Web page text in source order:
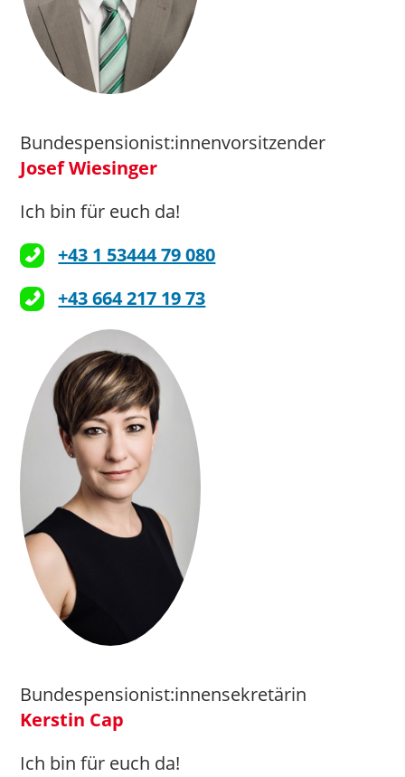
Bundespensionist:innenvorsitzender
Josef Wiesinger
Ich bin für euch da!
+43 1 53444 79 080
+43 664 217 19 73
Bundespensionist:innensekretärin
Kerstin Cap
Ich bin für euch da!